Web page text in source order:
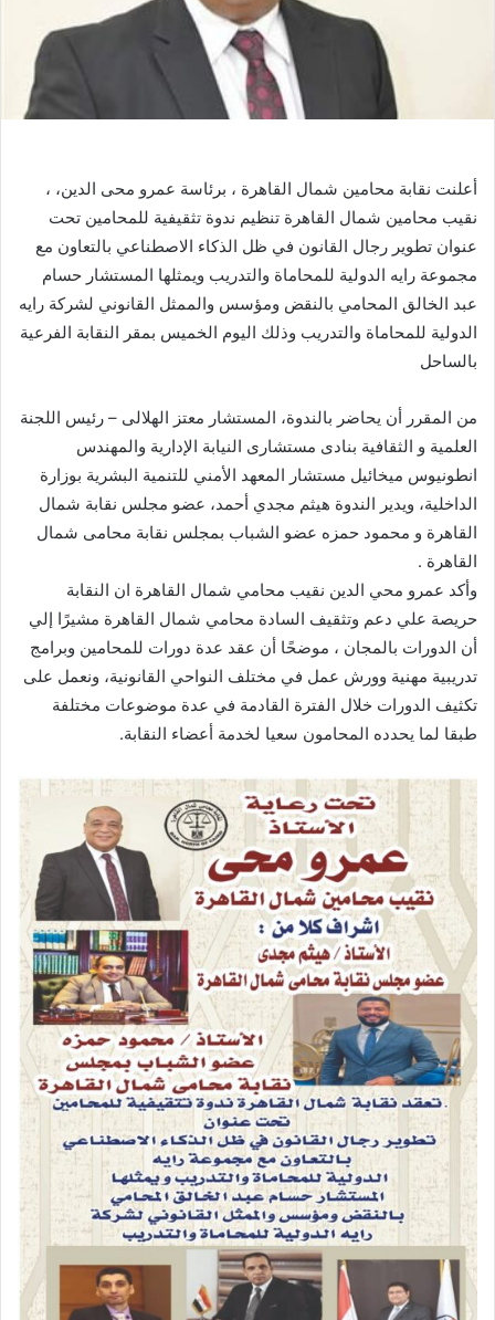
أعلنت نقابة محامين شمال القاهرة ، برئاسة عمرو محى الدين، ،
نقيب محامين شمال القاهرة تنظيم ندوة تثقيفية للمحامين تحت
عنوان تطوير رجال القانون في ظل الذكاء الاصطناعي بالتعاون مع
مجموعة رايه الدولية للمحاماة والتدريب ويمثلها المستشار حسام
عبد الخالق المحامي بالنقض ومؤسس والممثل القانوني لشركة رايه
الدولية للمحاماة والتدريب وذلك اليوم الخميس بمقر النقابة الفرعية
بالساحل
من المقرر أن يحاضر بالندوة، المستشار معتز الهلالى – رئيس اللجنة
العلمية و الثقافية بنادى مستشارى النيابة الإدارية والمهندس
انطونيوس ميخائيل مستشار المعهد الأمني للتنمية البشرية بوزارة
الداخلية، ويدير الندوة هيثم مجدي أحمد، عضو مجلس نقابة شمال
القاهرة و محمود حمزه عضو الشباب بمجلس نقابة محامى شمال
القاهرة .
وأكد عمرو محي الدين نقيب محامي شمال القاهرة ان النقابة
حريصة علي دعم وتثقيف السادة محامي شمال القاهرة مشيرًا إلي
أن الدورات بالمجان ، موضحًا أن عقد عدة دورات للمحامين وبرامج
تدريبية مهنية وورش عمل في مختلف النواحي القانونية، ونعمل على
تكثيف الدورات خلال الفترة القادمة في عدة موضوعات مختلفة
طبقا لما يحدده المحامون سعيا لخدمة أعضاء النقابة.